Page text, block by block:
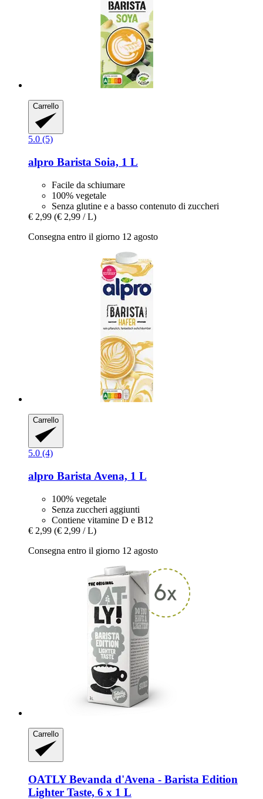
Carrello
5.0 (5)
alpro Barista Soia, 1 L
Facile da schiumare
100% vegetale
Senza glutine e a basso contenuto di zuccheri
€ 2,99 (€ 2,99 / L)
Consegna entro il giorno 12 agosto
Carrello
5.0 (4)
alpro Barista Avena, 1 L
100% vegetale
Senza zuccheri aggiunti
Contiene vitamine D e B12
€ 2,99 (€ 2,99 / L)
Consegna entro il giorno 12 agosto
Carrello
OATLYBevanda d'Avena -​ Barista Edition
Lighter Taste, 6 x 1 L